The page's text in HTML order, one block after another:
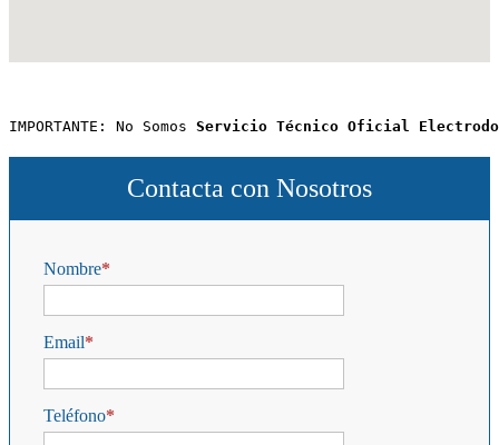
IMPORTANTE: No Somos Servicio Técnico Oficial
Contacta con Nosotros
Nombre
Email
Teléfono